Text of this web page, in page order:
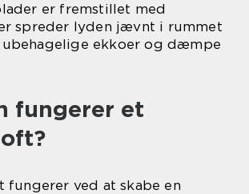
er fremstillet med
spreder lyden jævnt i rummet
ekkoer og dæmpe
fungerer et
fungerer ved at skabe en